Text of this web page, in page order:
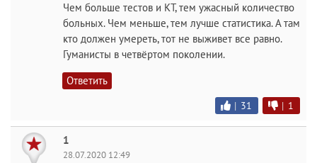
Чем больше тестов и КТ, тем ужасный количество
больных. Чем меньше, тем лучше статистика. А там
кто должен умереть, тот не выживет все равно.
Гуманисты в четвёртом поколении.
Ответить
| 31 | 1
1
28.07.2020 12:49